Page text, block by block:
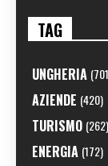
TAG
UNGHERIA
AZIENDE (420)
TURISMO (262)
ENERGIA (172)